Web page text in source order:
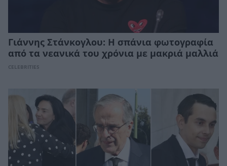
Γιάννης Στάνκογλου: Η σπάνια φωτογραφία
από τα νεανικά του χρόνια με μακριά μαλλιά
CELEBRITIES